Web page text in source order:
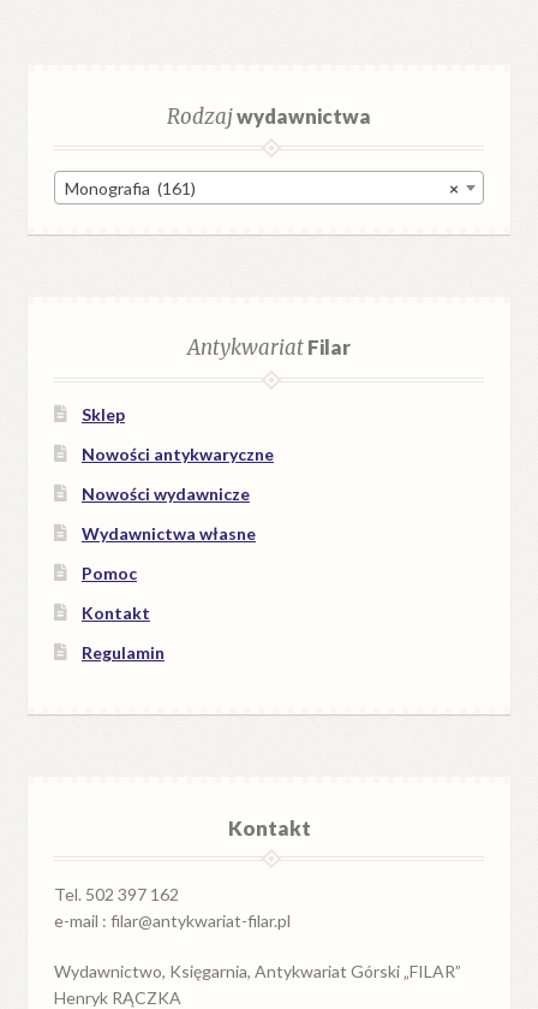
Rodzajwydawnictwa
×
Monografia (161)
AntykwariatFilar
Sklep
Nowości antykwaryczne
Nowości wydawnicze
Wydawnictwa własne
Pomoc
Kontakt
Regulamin
Kontakt
Tel. 502 397 162
e-mail : filar@antykwariat-filar.pl
Wydawnictwo, Księgarnia, Antykwariat Górski „FILAR”
Henryk RĄCZKA